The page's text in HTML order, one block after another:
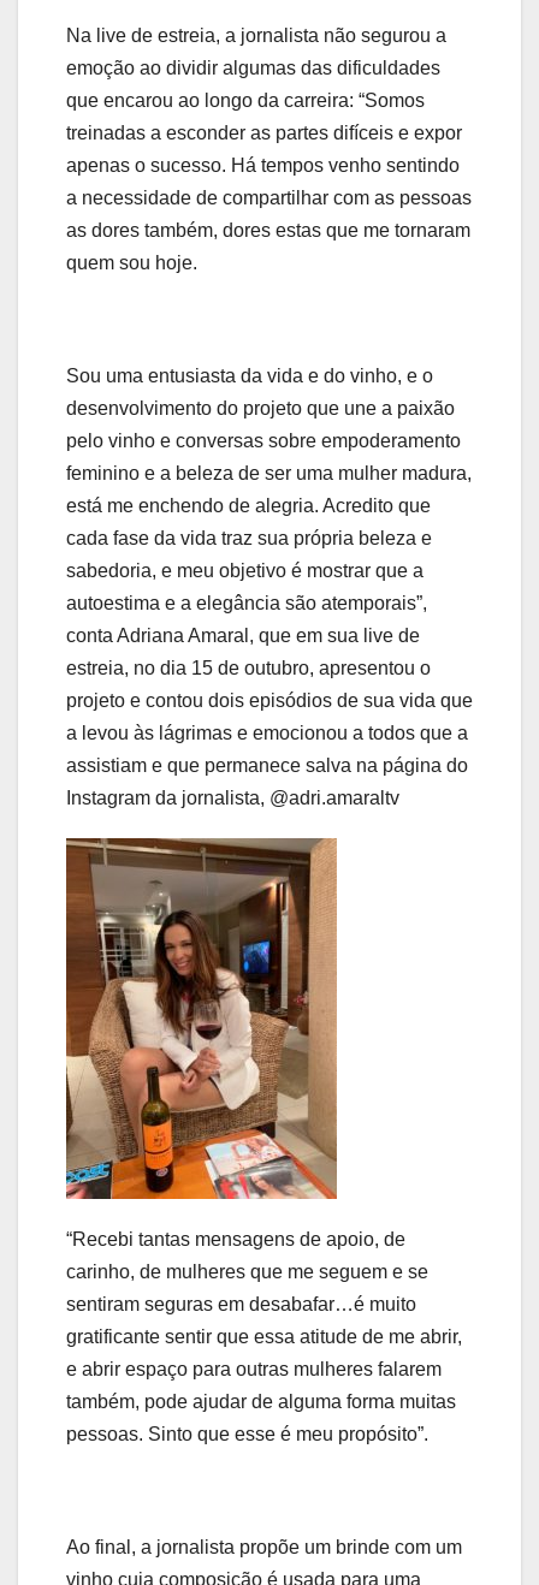
Na live de estreia, a jornalista não segurou a
emoção ao dividir algumas das dificuldades
que encarou ao longo da carreira: “Somos
treinadas a esconder as partes difíceis e expor
apenas o sucesso. Há tempos venho sentindo
a necessidade de compartilhar com as pessoas
as dores também, dores estas que me tornaram
quem sou hoje.
Sou uma entusiasta da vida e do vinho, e o
desenvolvimento do projeto que une a paixão
pelo vinho e conversas sobre empoderamento
feminino e a beleza de ser uma mulher madura,
está me enchendo de alegria. Acredito que
cada fase da vida traz sua própria beleza e
sabedoria, e meu objetivo é mostrar que a
autoestima e a elegância são atemporais”,
conta Adriana Amaral, que em sua live de
estreia, no dia 15 de outubro, apresentou o
projeto e contou dois episódios de sua vida que
a levou às lágrimas e emocionou a todos que a
assistiam e que permanece salva na página do
Instagram da jornalista, @adri.amaraltv
“Recebi tantas mensagens de apoio, de
carinho, de mulheres que me seguem e se
sentiram seguras em desabafar…é muito
gratificante sentir que essa atitude de me abrir,
e abrir espaço para outras mulheres falarem
também, pode ajudar de alguma forma muitas
pessoas. Sinto que esse é meu propósito”.
Ao final, a jornalista propõe um brinde com um
vinho cuja composição é usada para uma